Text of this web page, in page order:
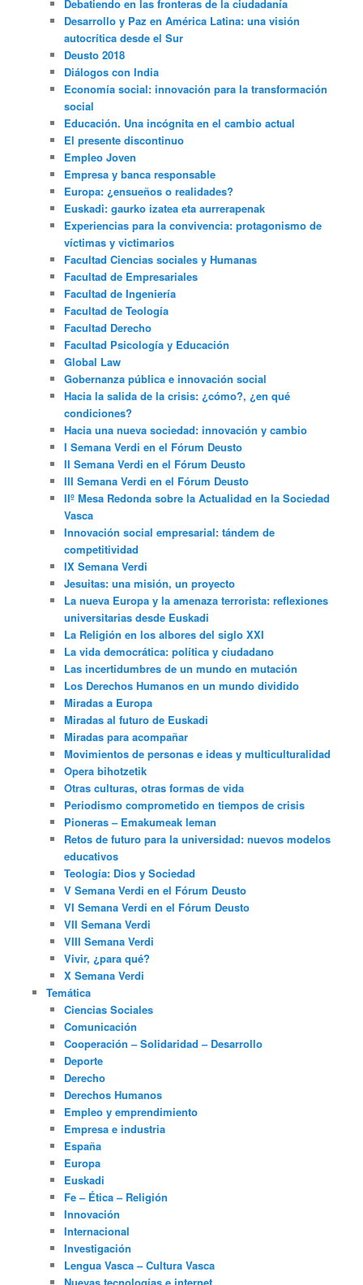
Debatiendo en las fronteras de la ciudadanía
Desarrollo y Paz en América Latina: una visión
autocrítica desde el Sur
Deusto 2018
Diálogos con India
Economía social: innovación para la transformación
social
Educación. Una incógnita en el cambio actual
El presente discontinuo
Empleo Joven
Empresa y banca responsable
Europa: ¿ensueños o realidades?
Euskadi: gaurko izatea eta aurrerapenak
Experiencias para la convivencia: protagonismo de
víctimas y victimarios
Facultad Ciencias sociales y Humanas
Facultad de Empresariales
Facultad de Ingeniería
Facultad de Teología
Facultad Derecho
Facultad Psicología y Educación
Global Law
Gobernanza pública e innovación social
Hacia la salida de la crisis: ¿cómo?, ¿en qué
condiciones?
Hacia una nueva sociedad: innovación y cambio
I Semana Verdi en el Fórum Deusto
II Semana Verdi en el Fórum Deusto
III Semana Verdi en el Fórum Deusto
IIº Mesa Redonda sobre la Actualidad en la Sociedad
Vasca
Innovación social empresarial: tándem de
competitividad
IX Semana Verdi
Jesuitas: una misión, un proyecto
La nueva Europa y la amenaza terrorista: reflexiones
universitarias desde Euskadi
La Religión en los albores del siglo XXI
La vida democrática: política y ciudadano
Las incertidumbres de un mundo en mutación
Los Derechos Humanos en un mundo dividido
Miradas a Europa
Miradas al futuro de Euskadi
Miradas para acompañar
Movimientos de personas e ideas y multiculturalidad
Opera bihotzetik
Otras culturas, otras formas de vida
Periodismo comprometido en tiempos de crisis
Pioneras – Emakumeak leman
Retos de futuro para la universidad: nuevos modelos
educativos
Teología: Dios y Sociedad
V Semana Verdi en el Fórum Deusto
VI Semana Verdi en el Fórum Deusto
VII Semana Verdi
VIII Semana Verdi
Vivir, ¿para qué?
X Semana Verdi
Temática
Ciencias Sociales
Comunicación
Cooperación – Solidaridad – Desarrollo
Deporte
Derecho
Derechos Humanos
Empleo y emprendimiento
Empresa e industria
España
Europa
Euskadi
Fe – Ética – Religión
Innovación
Internacional
Investigación
Lengua Vasca – Cultura Vasca